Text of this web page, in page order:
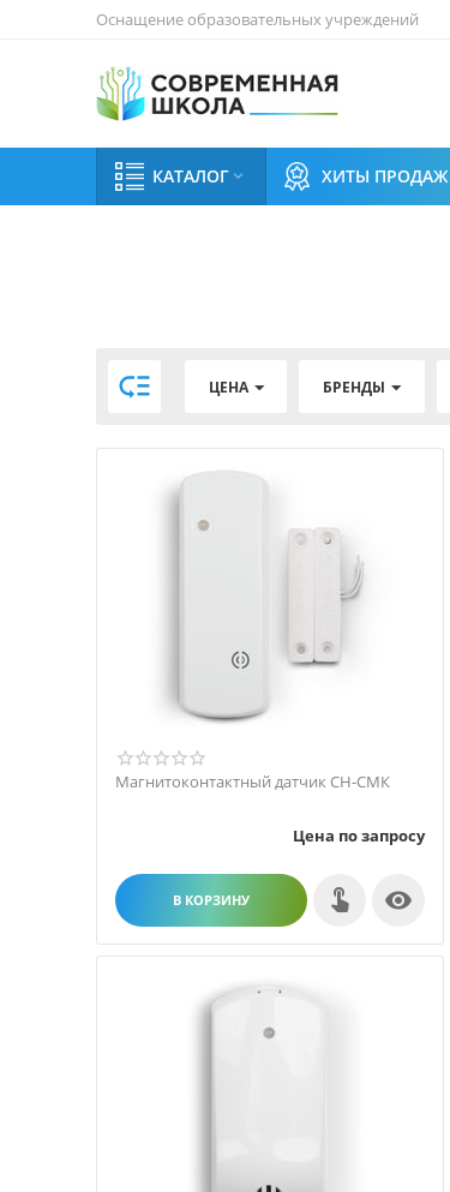
Оснащение образовательных учреждений
КАТАЛОГ  ХИТЫ ПРОДАЖ
 ЦЕНА БРЕНДЫ
Магнитоконтактный датчик СН-СМК
Цена по запросу
В КОРЗИНУ 